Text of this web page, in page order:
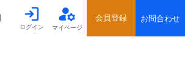
ログイン マイページ